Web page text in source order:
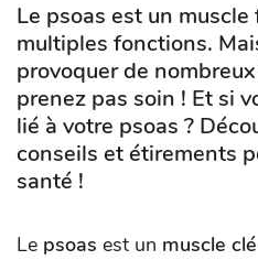
Le psoas est un
multiples fonctions.
provoquer de
prenez pas soin ! Et si
lié à votre psoas ?
conseils et étirements
santé !
Le psoas est un muscle clé